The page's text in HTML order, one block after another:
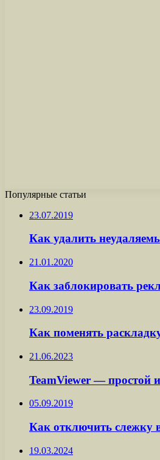
Популярные статьи
23.07.2019
Как удалить
21.01.2020
Как заблокировать
23.09.2019
Как поменять
21.06.2023
TeamViewer — простой
05.09.2019
Как отключить слежку
19.03.2024